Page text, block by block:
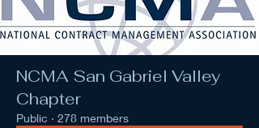
NCMA San Gabriel Valley
Chapter
Public · 278 members